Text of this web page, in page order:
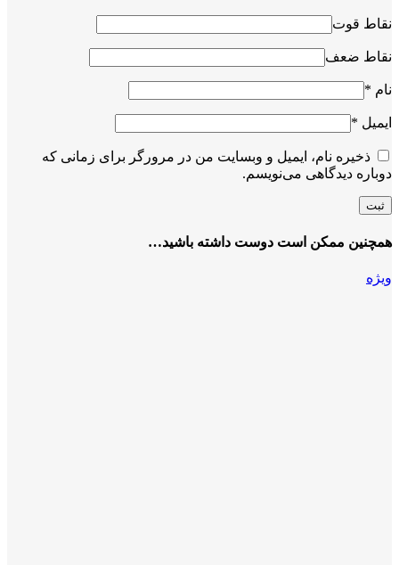
نقاط قوت
نقاط ضعف
نام *
ایمیل *
ذخیره نام، ایمیل و وبسایت من در مرورگر برای زمانی که
دوباره دیدگاهی می‌نویسم.
همچنین ممکن است دوست داشته باشید…
ویژه